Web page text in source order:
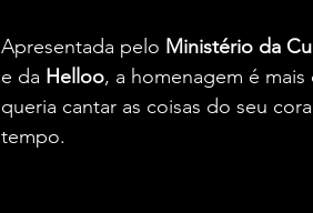
Apresentada pelo Ministério da
e da Helloo, a homenagem é
queria cantar as coisas do seu
tempo.